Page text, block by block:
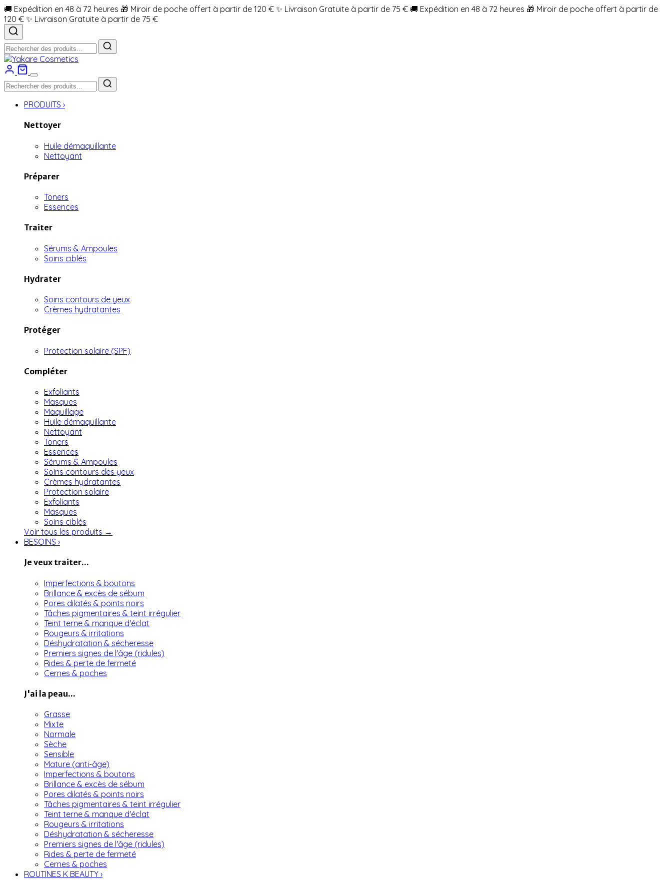
🚚 Expédition en 48 à 72 heures 🎁 Miroir de poche offert à partir de 120 € ✨ Livraison Gratuite à partir de 75 € 🚚 Expédition en 48 à 72 heures 🎁 Miroir de poche offert à partir de
120 € ✨ Livraison Gratuite à partir de 75 €
PRODUITS ›
Nettoyer
Huile démaquillante
Nettoyant
Préparer
Toners
Essences
Traiter
Sérums & Ampoules
Soins ciblés
Hydrater
Soins contours de yeux
Crèmes hydratantes
Protéger
Protection solaire (SPF)
Compléter
Exfoliants
Masques
Maquillage
Huile démaquillante
Nettoyant
Toners
Essences
Sérums & Ampoules
Soins contours des yeux
Crèmes hydratantes
Protection solaire
Exfoliants
Masques
Soins ciblés
Voir tous les produits →
BESOINS ›
Je veux traiter...
Imperfections & boutons
Brillance & excès de sébum
Pores dilatés & points noirs
Tâches pigmentaires & teint irrégulier
Teint terne & manque d'éclat
Rougeurs & irritations
Déshydratation & sécheresse
Premiers signes de l'âge (ridules)
Rides & perte de fermeté
Cernes & poches
J'ai la peau...
Grasse
Mixte
Normale
Sèche
Sensible
Mature (anti-âge)
Imperfections & boutons
Brillance & excès de sébum
Pores dilatés & points noirs
Tâches pigmentaires & teint irrégulier
Teint terne & manque d'éclat
Rougeurs & irritations
Déshydratation & sécheresse
Premiers signes de l'âge (ridules)
Rides & perte de fermeté
Cernes & poches
ROUTINES K BEAUTY ›